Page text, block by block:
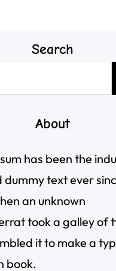
Search
About
has been the
text ever
an unknown
took a galley of
it to make a
book.